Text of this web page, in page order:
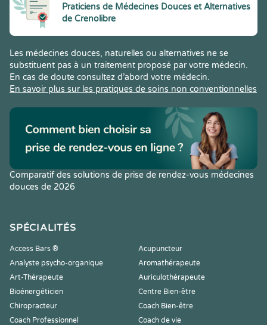
Praticiens de Médecines Douces et Alternatives
de Crenolibre
Les médecines douces, naturelles ou alternatives ne se
substituent pas à un traitement proposé par votre médecin.
En cas de doute consultez d’abord votre médecin.
En savoir plus sur les pratiques de soins non conventionnelles
Comparatif des solutions de prise de rendez-vous médecines
douces de 2026
SPÉCIALITÉS
Access Bars ®
Acupuncteur
Analyste psycho-organique
Aromathérapeute
Art-Thérapeute
Auriculothérapeute
Bioénergéticien
Centre Bien-être
Chiropracteur
Coach Bien-être
Coach Professionnel
Coach de vie